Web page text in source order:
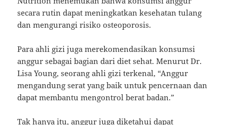
secara rutin dapat meningkatkan kesehatan tulang
dan mengurangi risiko osteoporosis.
Para ahli gizi juga merekomendasikan konsumsi
anggur sebagai bagian dari diet sehat. Menurut Dr.
Lisa Young, seorang ahli gizi terkenal, “Anggur
mengandung serat yang baik untuk pencernaan dan
dapat membantu mengontrol berat badan.”
Tak hanya itu, anggur juga diketahui dapat